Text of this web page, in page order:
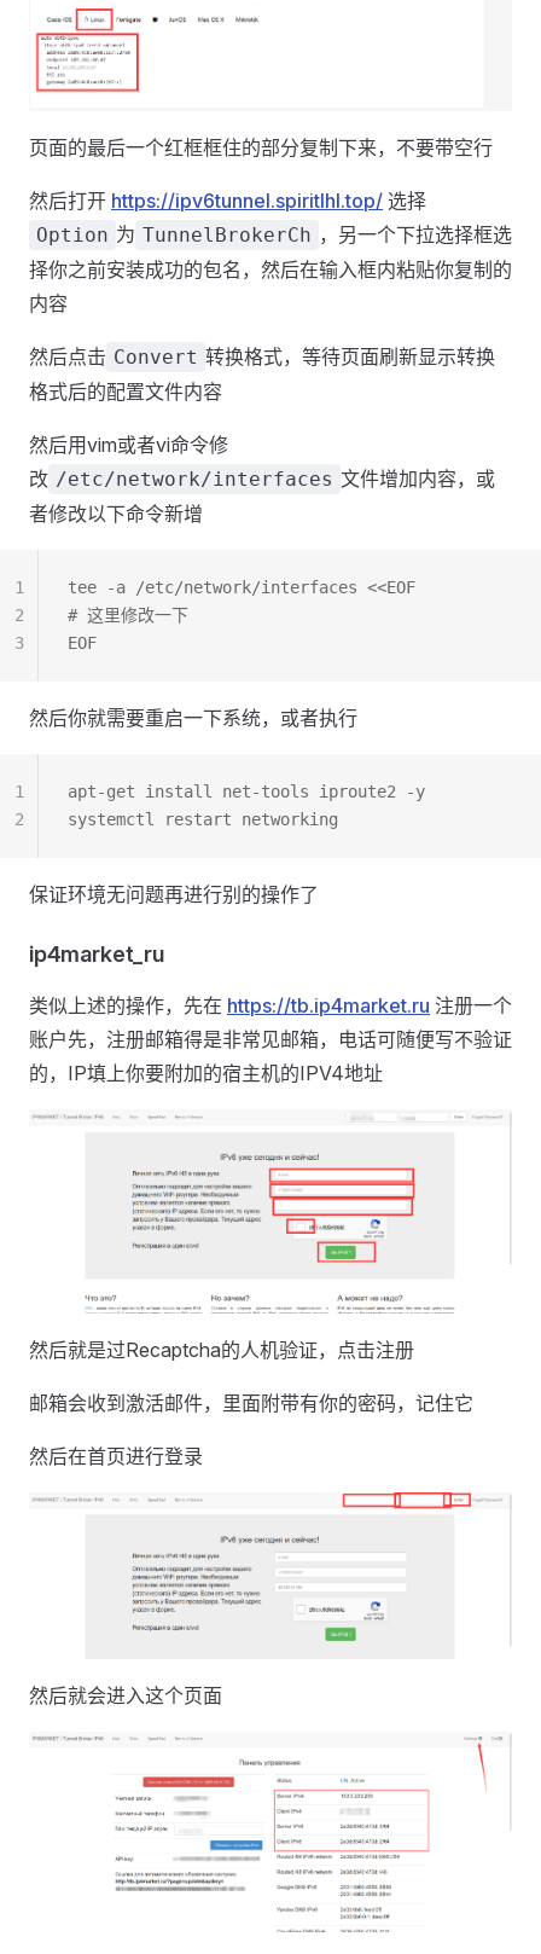
页面的最后一个红框框住的部分复制下来，不要带空行
然后打开 https://ipv6tunnel.spiritlhl.top/ 选择
Option 为 TunnelBrokerCh ，另一个下拉选择框选
择你之前安装成功的包名，然后在输入框内粘贴你复制的
内容
然后点击 Convert 转换格式，等待页面刷新显示转换
格式后的配置文件内容
然后用vim或者vi命令修
改 /etc/network/interfaces 文件增加内容，或
者修改以下命令新增
tee -a /etc/network/interfaces <<EOF
# 这里修改一下
EOF
1
2
3
然后你就需要重启一下系统，或者执行
apt-get install net-tools iproute2 -y
systemctl restart networking
1
2
保证环境无问题再进行别的操作了
ip4market_ru
类似上述的操作，先在 https://tb.ip4market.ru 注册一个
账户先，注册邮箱得是非常见邮箱，电话可随便写不验证
的，IP填上你要附加的宿主机的IPV4地址
然后就是过Recaptcha的人机验证，点击注册
邮箱会收到激活邮件，里面附带有你的密码，记住它
然后在首页进行登录
然后就会进入这个页面